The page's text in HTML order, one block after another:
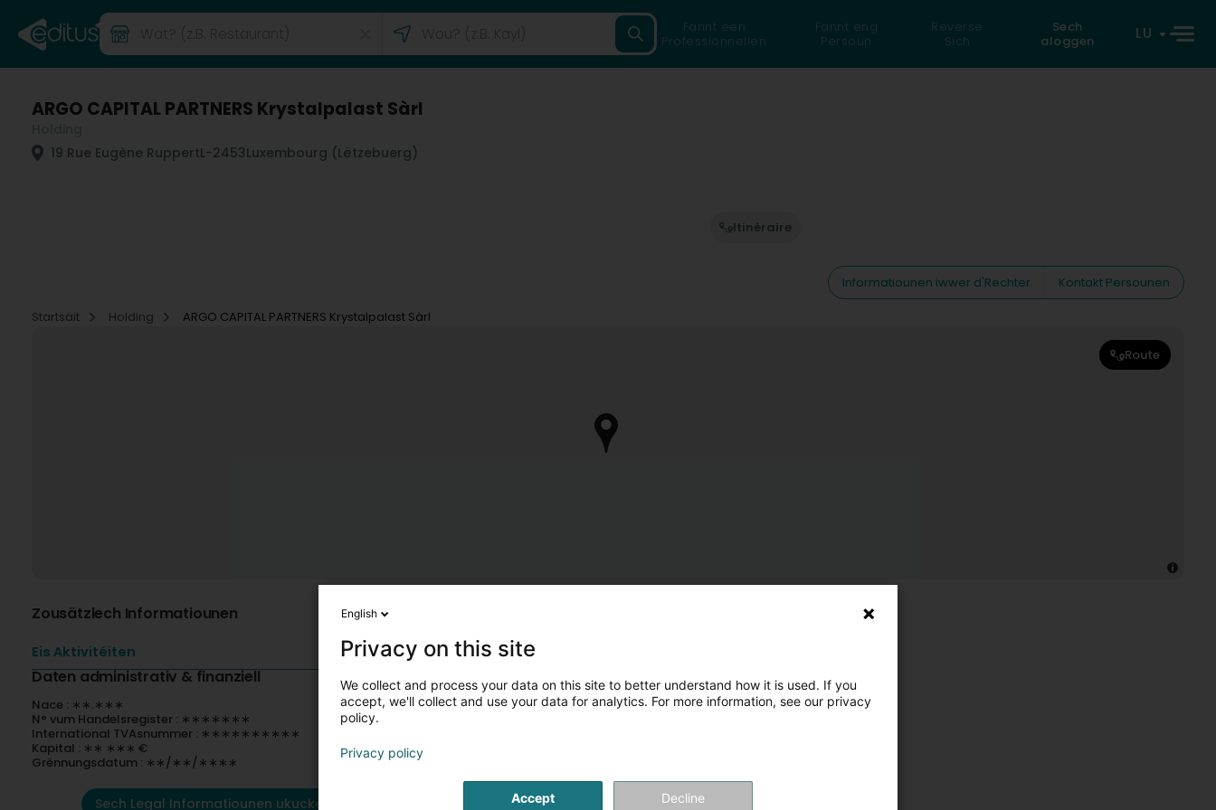
Fannt een
Professionnellen
Fannt eng
Persoun
Reverse
Sich
Sech
aloggen
LU
ARGO CAPITAL PARTNERS Krystalpalast Sàrl
19 Rue Eugène RuppertL-2453Luxembourg (Lëtzebuerg)
Itinéraire
Informatiounen iwwer d'Rechter
Kontakt Persounen
Startsäit
Holding ARGO CAPITAL PARTNERS Krystalpalast Sàrl
Route
Zousätzlech Informatiounen
Eis Aktivitéiten
Daten administrativ & finanziell
Nace : ∗∗.∗∗∗
N° vum Handelsregister : ∗∗∗∗∗∗∗
International TVAsnummer : ∗∗∗∗∗∗∗∗∗∗
Kapital : ∗∗ ∗∗∗ €
Grënnungsdatum : ∗∗/∗∗/∗∗∗∗
Sech Legal Informatiounen ukucken
English
Privacy on this site
We collect and process your data on this site to better understand how it is used. If you
accept, we'll collect and use your data for analytics. For more information, see our privacy
policy.
Privacy policy
Accept Decline